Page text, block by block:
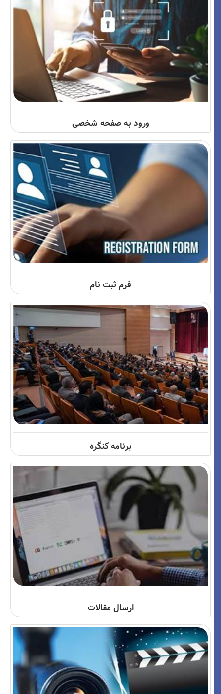
ورود به صفحه شخصی
فرم ثبت نام
برنامه کنگره
ارسال مقالات